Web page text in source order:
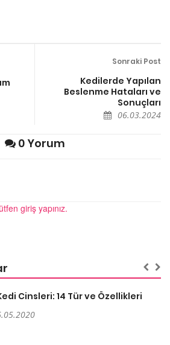
Sonraki Post
Kedilerde Yapılan
Beslenme Hataları ve
Sonuçları
06.03.2024
0 Yorum
giriş yapınız.
Cinsleri: 14 Tür ve Özellikleri